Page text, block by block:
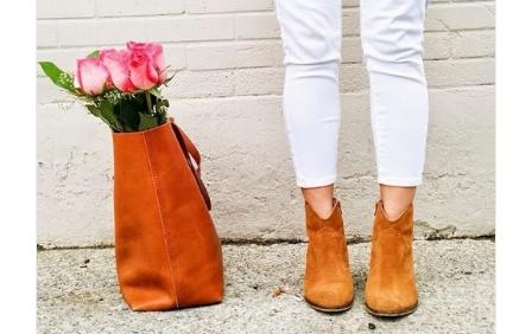
Lo stato d’ansia
dell’investitore: la salute
mentale è più importante.
Parte 1
Net